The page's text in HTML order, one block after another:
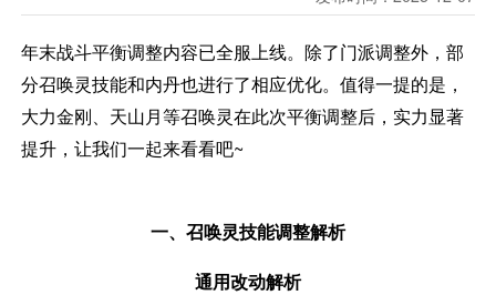
年末战斗平衡调整内容已全服上线。除了门派调整外，部
分召唤灵技能和内丹也进行了相应优化。值得一提的是，
大力金刚、天山月等召唤灵在此次平衡调整后，实力显著
提升，让我们一起来看看吧~
一、召唤灵技能调整解析
通用改动解析